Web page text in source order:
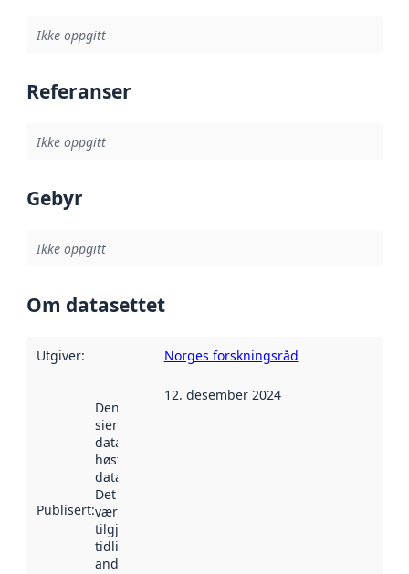
Ikke oppgitt
Referanser
Ikke oppgitt
Gebyr
Ikke oppgitt
Om datasettet
Utgiver: Norges forskningsråd
Publisert:
Denne datoen
sier når
datasettet ble
høstet av
data.norge.no.
Det kan ha
vært
tilgjengelig
tidligere
andre steder.
12. desember 2024